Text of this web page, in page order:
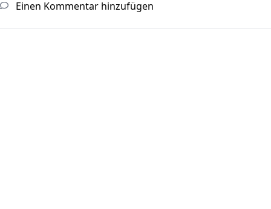
Einen Kommentar hinzufügen